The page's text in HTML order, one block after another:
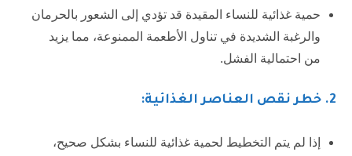
حمية غذائية للنساء المقيدة قد تؤدي إلى الشعور بالحرمان
والرغبة الشديدة في تناول الأطعمة الممنوعة، مما يزيد
من احتمالية الفشل.
2. خطر نقص العناصر الغذائية:
إذا لم يتم التخطيط لحمية غذائية للنساء بشكل صحيح،